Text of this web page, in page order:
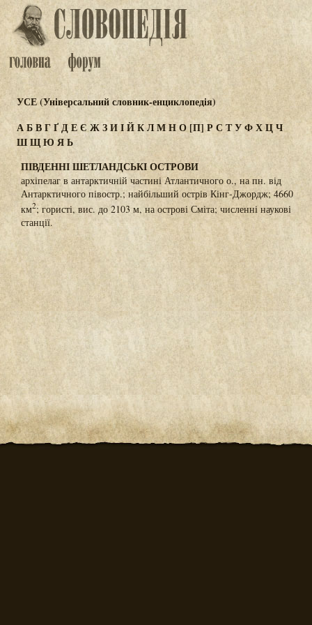
УСЕ (Універсальний словник-енциклопедія)
АБВГҐДЕЄ ЖЗИІЙКЛМНО[П] Р СТУФХЦЧ
ШЩЮЯЬ
ПІВДЕННІ ШЕТЛАНДСЬКІ ОСТРОВИ
архіпелаг в антарктичній частині Атлантичного о., на пн. від
Антарктичного півостр.; найбільший острів Кінг-Джордж; 4660
км2; гористі, вис. до 2103 м, на острові Сміта; численні наукові
станції.